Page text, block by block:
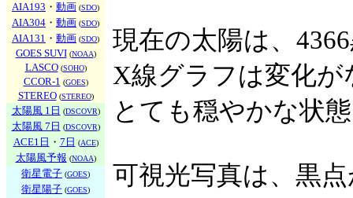
AIA193 ・ 動画 (SDO)
AIA304 ・ 動画 (SDO)
AIA131 ・ 動画 (SDO)
GOES SUVI (NOAA)
LASCO(SOHO)
CCOR-1 (GOES)
STEREO(STEREO)
太陽風 1日 (DSCOVR)
太陽風 7日 (DSCOVR)
ACE1日 ・ 7日 (ACE)
太陽風予報 (NOAA)
衛星電子 (GOES)
衛星陽子 (GOES)
現在の太陽は、
X線グラフは変化
とても穏やかな状
可視光写真は、黒